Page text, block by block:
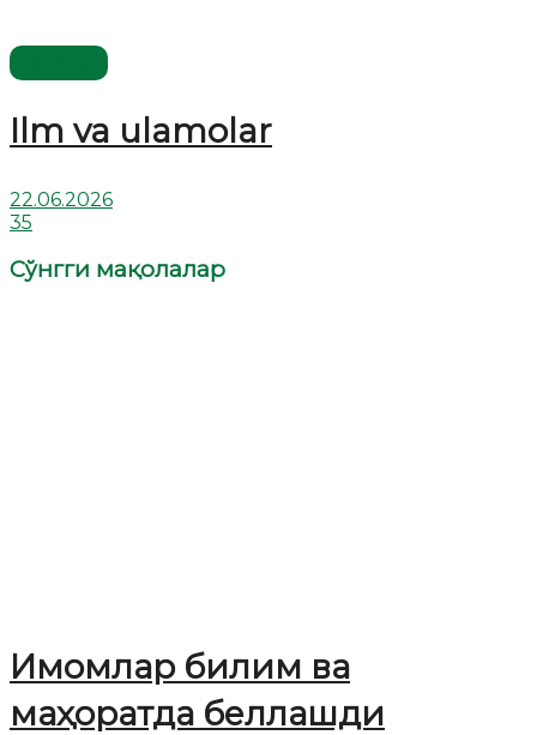
Ilm va ulamolar
22.06.2026
35
Сўнгги мақолалар
Имомлар билим ва
маҳоратда беллашди